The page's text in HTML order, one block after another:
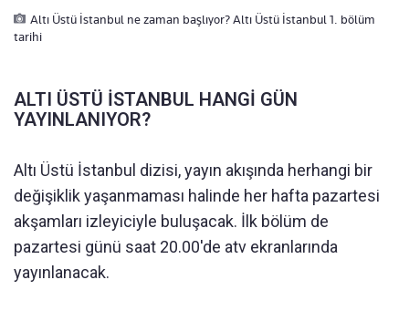
Altı Üstü İstanbul ne zaman başlıyor? Altı Üstü İstanbul 1. bölüm
tarihi
ALTI ÜSTÜ İSTANBUL HANGİ GÜN
YAYINLANIYOR?
Altı Üstü İstanbul dizisi, yayın akışında herhangi bir
değişiklik yaşanmaması halinde her hafta pazartesi
akşamları izleyiciyle buluşacak. İlk bölüm de
pazartesi günü saat 20.00'de atv ekranlarında
yayınlanacak.